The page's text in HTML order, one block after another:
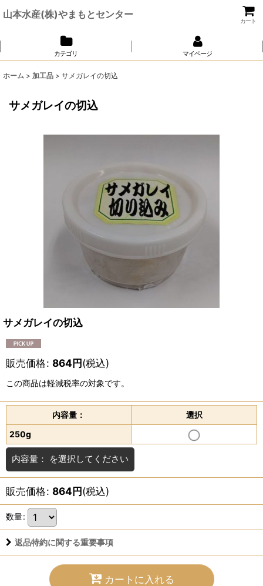
山本水産(株)やまもとセンター
カート
カテゴリ マイページ
ホーム > 加工品 > サメガレイの切込
サメガレイの切込
サメガレイの切込
販売価格: 864円(税込)
この商品は軽減税率の対象です。
内容量：
選択
250g
内容量： を選択してください
販売価格: 864円(税込)
数量:
返品特約に関する重要事項
カートに入れる